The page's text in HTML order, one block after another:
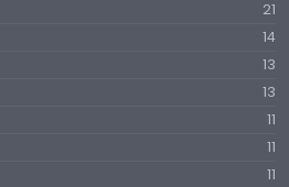
21
14
13
13
11
11
11